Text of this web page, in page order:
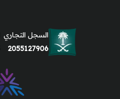
السجل التجاري
2055127906